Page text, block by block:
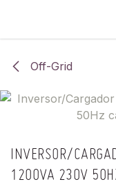
Off-Grid
INVERSOR/
1200VA 230V